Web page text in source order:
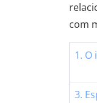
com
1. O
3.